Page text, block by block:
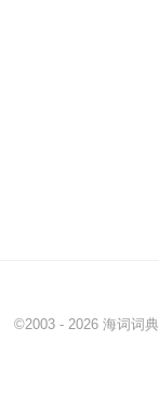
©2003 - 2026 海词词典